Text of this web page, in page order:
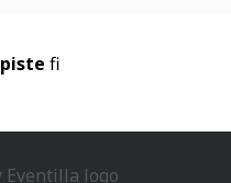
piste fi